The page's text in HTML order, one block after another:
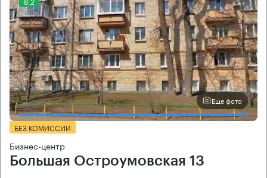
Еще фото
БЕЗ КОМИССИИ
Бизнес-центр
Большая Остроумовская 13